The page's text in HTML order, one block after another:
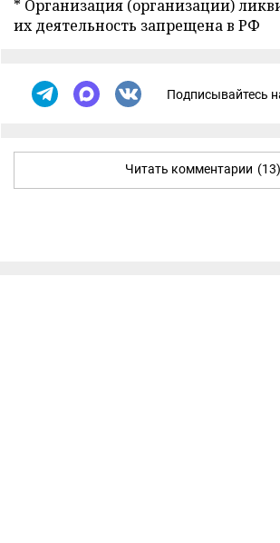
* Организация (организации)
их деятельность запрещена в РФ
Подписывайтесь
Читать комментарии (13)